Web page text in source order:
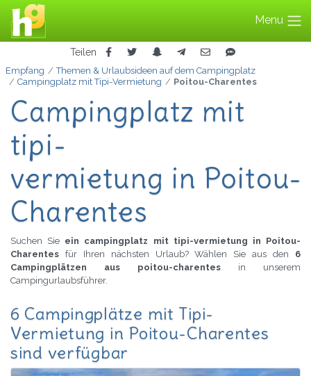
Menu
Teilen
Empfang
Themen & Urlaubsideen auf dem Campingplatz
Campingplatz mit Tipi-Vermietung
Poitou-Charentes
Campingplatz mit
tipi-
vermietung in Poitou-
Charentes
Suchen Sie ein campingplatz mit tipi-vermietung in Poitou-
Charentes für Ihren nächsten Urlaub? Wählen Sie aus den 6
Campingplätzen aus poitou-charentes in unserem
Campingurlaubsführer.
6 Campingplätze mit Tipi-
Vermietung in Poitou-Charentes
sind verfügbar